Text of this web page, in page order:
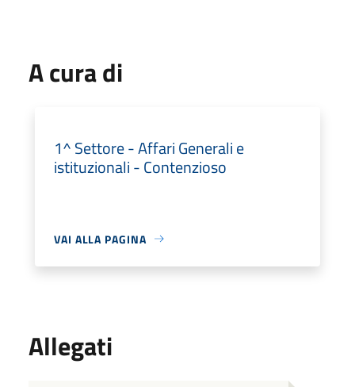
A cura di
1^ Settore - Affari Generali e
istituzionali - Contenzioso
VAI ALLA PAGINA
Allegati